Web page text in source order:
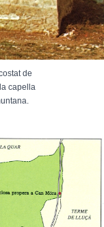
de
capella